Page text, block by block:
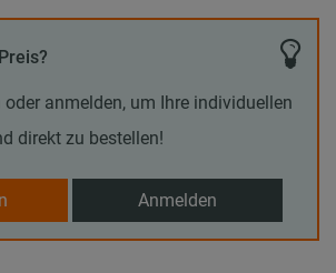
anmelden, um Ihre individuellen
direkt zu bestellen!
Anmelden